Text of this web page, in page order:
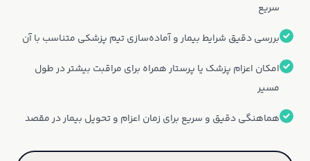
سریع
بررسی دقیق شرایط بیمار و آماده‌سازی تیم پزشکی متناسب با آن
امکان اعزام پزشک یا پرستار همراه برای مراقبت بیشتر در طول
مسیر
هماهنگی دقیق و سریع برای زمان اعزام و تحویل بیمار در مقصد